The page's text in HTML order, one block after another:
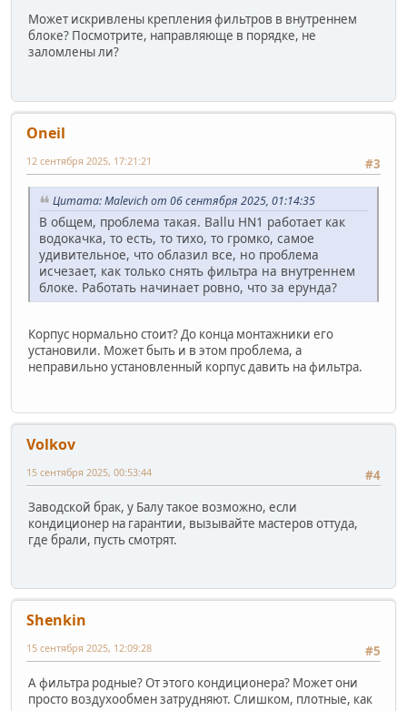
Может искривлены крепления фильтров в внутреннем
блоке? Посмотрите, направляюще в порядке, не
заломлены ли?
Oneil
#3
12 сентября 2025, 17:21:21
Цитата: Malevich от 06 сентября 2025, 01:14:35
В общем, проблема такая. Ballu HN1 работает как
водокачка, то есть, то тихо, то громко, самое
удивительное, что облазил все, но проблема
исчезает, как только снять фильтра на внутреннем
блоке. Работать начинает ровно, что за ерунда?
Корпус нормально стоит? До конца монтажники его
установили. Может быть и в этом проблема, а
неправильно установленный корпус давить на фильтра.
Volkov
#4
15 сентября 2025, 00:53:44
Заводской брак, у Балу такое возможно, если
кондиционер на гарантии, вызывайте мастеров оттуда,
где брали, пусть смотрят.
Shenkin
#5
15 сентября 2025, 12:09:28
А фильтра родные? От этого кондиционера? Может они
просто воздухообмен затрудняют. Слишком, плотные, как